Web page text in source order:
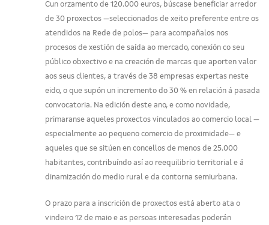
Cun orzamento de 120.000 euros, búscase beneficiar arredor
de 30 proxectos —seleccionados de xeito preferente entre os
atendidos na Rede de polos— para acompañalos nos
procesos de xestión de saída ao mercado, conexión co seu
público obxectivo e na creación de marcas que aporten valor
aos seus clientes, a través de 38 empresas expertas neste
eido, o que supón un incremento do 30 % en relación á pasada
convocatoria. Na edición deste ano, e como novidade,
primaranse aqueles proxectos vinculados ao comercio local —
especialmente ao pequeno comercio de proximidade— e
aqueles que se sitúen en concellos de menos de 25.000
habitantes, contribuíndo así ao reequilibrio territorial e á
dinamización do medio rural e da contorna semiurbana.
O prazo para a inscrición de proxectos está aberto ata o
vindeiro 12 de maio e as persoas interesadas poderán